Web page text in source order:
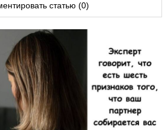
статью (0)